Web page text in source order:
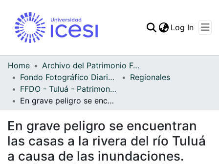
Statistics
Log In
Home
Archivo del Patrimonio Fotográfico y Fílmico del Valle del Cauca
Fondo Fotográfico Diario Occidente
Regionales
FFDO - Tuluá - Patrimonial
En grave peligro se encuentran las casas a la rivera del río Tuluá a causa de las inundaciones.
En grave peligro se encuentran
las casas a la rivera del río Tuluá
a causa de las inundaciones.